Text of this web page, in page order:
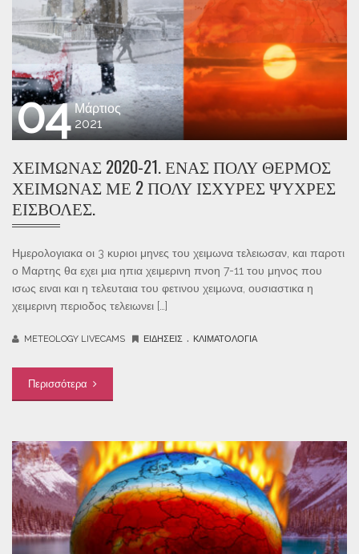
04 Μάρτιος
2021
ΧΕΙΜΏΝΑΣ 2020-21. ΈΝΑΣ ΠΟΛΎ ΘΕΡΜΌΣ
ΧΕΙΜΏΝΑΣ ΜΕ 2 ΠΟΛΎ ΙΣΧΥΡΈΣ ΨΥΧΡΈΣ
ΕΙΣΒΟΛΈΣ.
Ημερολογιακα οι 3 κυριοι μηνες του χειμωνα τελειωσαν, και παροτι
ο Μαρτης θα εχει μια ηπια χειμερινη πνοη 7-11 του μηνος που
ισως ειναι και η τελευταια του φετινου χειμωνα, ουσιαστικα η
χειμερινη περιοδος τελειωνει […]
METEOLOGY LIVECAMS ΕΙΔΉΣΕΙΣ . ΚΛΙΜΑΤΟΛΟΓΊΑ
Περισσότερα